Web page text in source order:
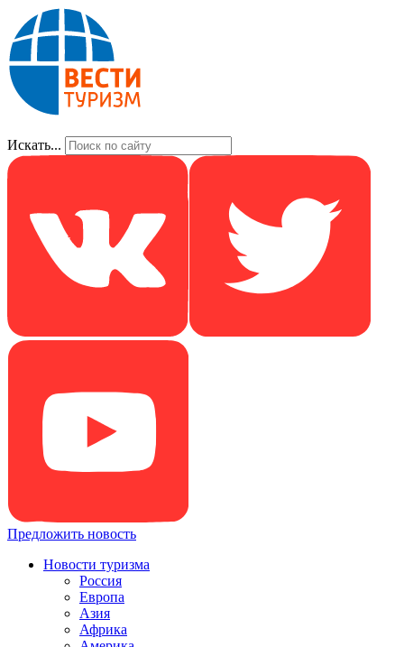
Искать...
Предложить новость
Новости туризма
Россия
Европа
Азия
Африка